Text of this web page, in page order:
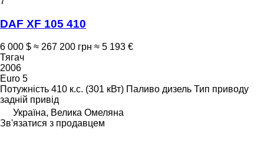
DAF XF 105 410
6 000 $ ≈ 267 200 грн ≈ 5 193 €
Тягач
2006
Euro 5
Потужність 410 к.с. (301 кВт) Паливо дизель Тип приводу
задній привід
Україна, Велика Омеляна
Зв'язатися з продавцем